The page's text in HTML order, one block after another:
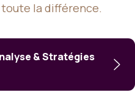
la différence.
& Stratégies